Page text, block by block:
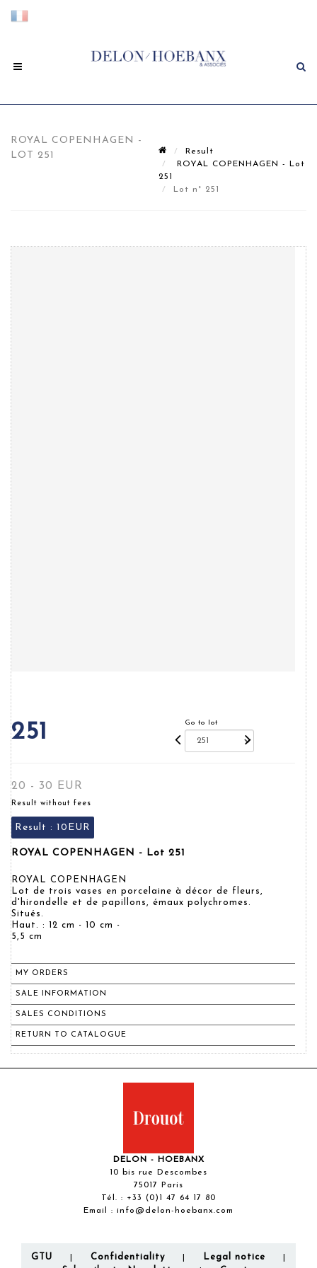
ROYAL COPENHAGEN -
LOT 251
Result
ROYAL COPENHAGEN - Lot
251
Lot n° 251
251 Go to lot
20 - 30 EUR
Result without fees
Result : 10EUR
ROYAL COPENHAGEN - Lot 251
ROYAL COPENHAGEN
Lot de trois vases en porcelaine à décor de fleurs,
d'hirondelle et de papillons, émaux polychromes.
Situés.
Haut. : 12 cm - 10 cm -
5,5 cm
MY ORDERS
SALE INFORMATION
SALES CONDITIONS
RETURN TO CATALOGUE
DELON - HOEBANX
10 bis rue Descombes
75017 Paris
Tél. : +33 (0)1 47 64 17 80
Email : info@delon-hoebanx.com
GTU Confidentiality Legal notice